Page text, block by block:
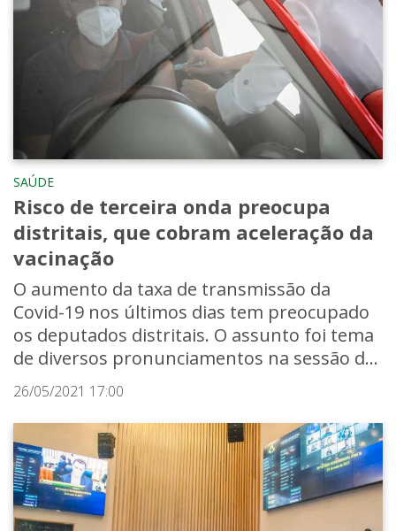
SAÚDE
Risco de terceira onda preocupa
distritais, que cobram aceleração da
vacinação
O aumento da taxa de transmissão da
Covid-19 nos últimos dias tem preocupado
os deputados distritais. O assunto foi tema
de diversos pronunciamentos na sessão d...
26/05/2021 17:00